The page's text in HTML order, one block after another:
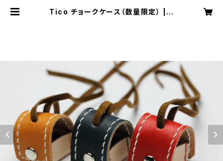
Tico チョークケース（数量限定） | h